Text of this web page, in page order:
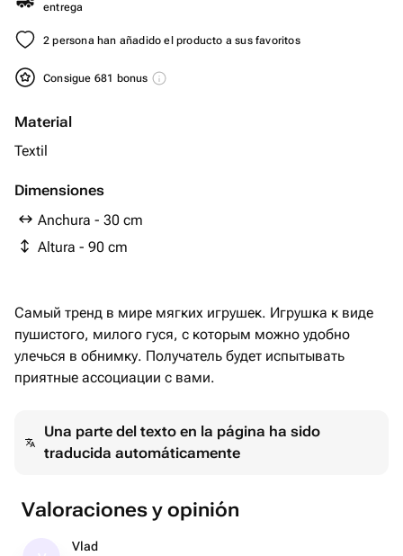
entrega
2 persona han añadido el producto a sus favoritos
Consigue 681 bonus
Material
Textil
Dimensiones
Anchura - 30 cm
Altura - 90 cm
Самый тренд в мире мягких игрушек. Игрушка к виде
пушистого, милого гуся, с которым можно удобно
улечься в обнимку. Получатель будет испытывать
приятные ассоциации с вами.
Una parte del texto en la página ha sido
traducida automáticamente
Valoraciones y opinión
Vlad